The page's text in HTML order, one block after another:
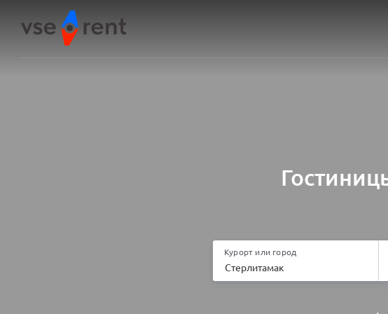
Курорт или город